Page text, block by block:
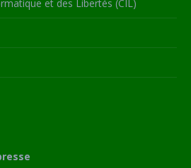
et des Libertés (CIL)